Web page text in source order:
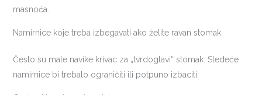
masnoća.
Namirnice koje treba izbegavati ako želite ravan stomak
Često su male navike krivac za „tvrdoglavi“ stomak. Sledeće
namirnice bi trebalo ograničiti ili potpuno izbaciti: